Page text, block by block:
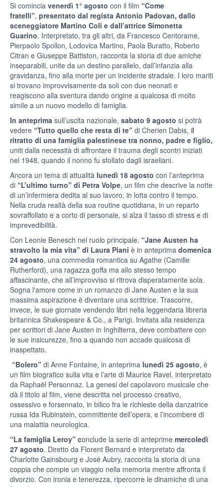
Si comincia venerdì 1° agosto con il film “Come
fratelli”, presentato dal regista Antonio Padovan, dallo
sceneggiatore Martino Coli e dall’attrice Simonetta
Guarino. Interpretato, tra gli altri, da Francesco Centorame,
Pierpaolo Spollon, Lodovica Martino, Paola Buratto, Roberto
Citran e Giuseppe Battiston, racconta la storia di due amiche
inseparabili, unite da un destino parallelo, dall’infanzia alla
gravidanza, fino alla morte per un incidente stradale. I loro mariti
si trovano improvvisamente da soli con due neonati e
reagiscono alla sventura dando origine a qualcosa di molto
simile a un nuovo modello di famiglia.
In anteprima sull’uscita nazionale, sabato 9 agosto si potrà
vedere “Tutto quello che resta di te” di Cherien Dabis, il
ritratto di una famiglia palestinese tra nonno, padre e figlio,
uniti dalla necessità di affrontare il trauma degli scontri iniziati
nel 1948, quando il nonno fu sfollato dagli israeliani.
Ancora un tema di attualità lunedì 18 agosto con l’anteprima
di “L’ultimo turno” di Petra Volpe, un film che descrive la notte
di un’infermiera dedita al suo lavoro, in lotta contro il tempo.
Nella cruda realtà della sua routine quotidiana, in un reparto
sovraffollato e a corto di personale, si alza il tasso di stress e di
imprevedibilità.
Con Leonie Benesch nel ruolo principale. “Jane Austen ha
stravolto la mia vita” di Laura Piani è in anteprima domenica
24 agosto, una commedia romantica su Agathe (Camille
Rutherford), una ragazza goffa ma allo stesso tempo
affascinante, che all’improvviso si ritrova disperatamente sola.
Sogna l'amore come in un romanzo di Jane Austen e la sua
massima aspirazione è diventare una scrittrice. Trascorre,
invece, le sue giornate vendendo libri nella leggendaria libreria
britannica Shakespeare & Co., a Parigi. Invitata alla residenza
per scrittori di Jane Austen in Inghilterra, deve combattere con
le sue insicurezze, fino a quando non accade qualcosa di
inaspettato.
“Bolero” di Anne Fontaine, in anteprima lunedì 25 agosto, è
un film biografico sulla vita e l’arte di Maurice Ravel, interpretato
da Raphaël Personnaz. La genesi del capolavoro musicale che
dà il titolo al film, viene descritta nel processo creativo,
ossessivo e forsennato, in bilico fra le richieste della danzatrice
russa Ida Rubinstein, committente dell’opera, e l’incombere di
una malattia neurologica.
“La famiglia Leroy” conclude la serie di anteprime mercoledì
27 agosto. Diretto da Florent Bernard e interpretato da
Charlotte Gainsbourg e José Aubry, racconta la storia di una
coppia che compie un viaggio nella memoria mentre affronta il
divorzio. Con ironia e tenerezza, ripercorre le dinamiche di una